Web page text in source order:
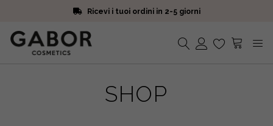
Ricevi i tuoi ordini in 2-5 giorni
Iscriviti alla Newsletter. 15% di sconto e spedizione gratuita
Ricevi i tuoi ordini in 2-5 giorni
SHOP